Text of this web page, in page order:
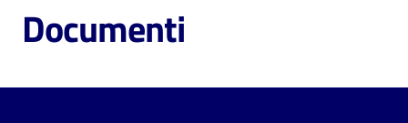
puoi
Documenti